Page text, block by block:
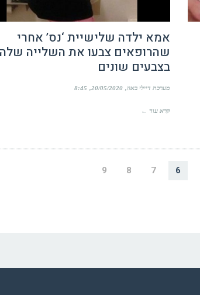
אמא ילדה שלישיית ‘נס’ אחרי
שהרופאים צבעו את השלייה שלה
בצבעים שונים
מערכת דיילי באזז 20/05/2020
8:45
קרא עוד ←
6
7
8
9